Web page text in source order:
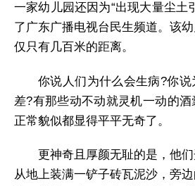
一家幼儿园还因为“出现大量尘土
了广东广播电视台民生频道。该
仅只有几百米的距离。
你说人们为什么会生病?你
差?有那些动不动就灵机一动的
正常貌似都显得平平无奇了。
更神奇且厚颜无耻的是，他
从地上装满一铲子砖瓦泥沙，旁